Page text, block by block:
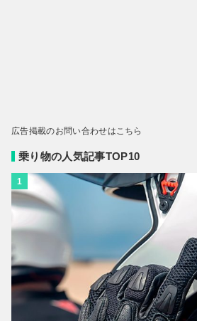
広告掲載のお問い合わせはこちら
乗り物の人気記事TOP10
1